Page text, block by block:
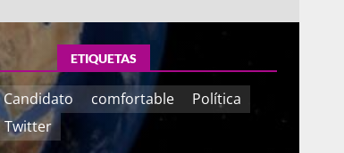
ETIQUETAS
Candidato comfortable
Política
Twitter